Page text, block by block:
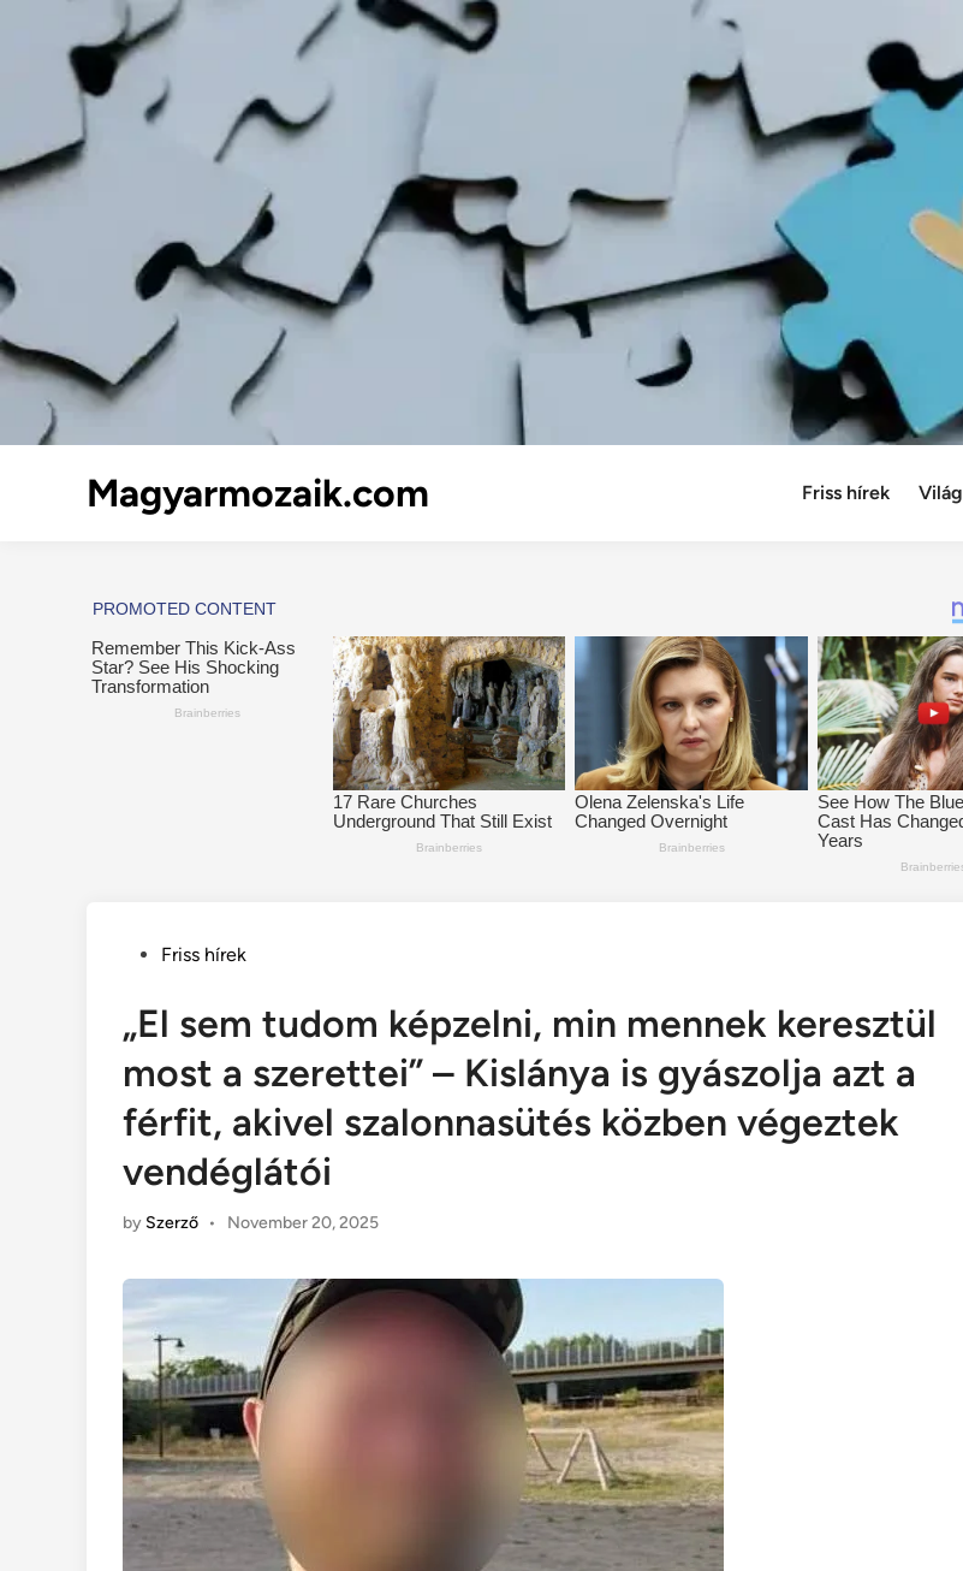
Magyarmozaik.com Friss hírek Világ
PostedFriss hírek
„El sem tudom képzelni, min mennek keresztül
most a szerettei” – Kislánya is gyászolja azt a
férfit, akivel szalonnasütés közben végeztek
vendéglátói
by Szerző • November 20, 2025